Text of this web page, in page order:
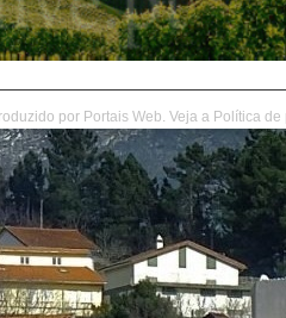
por Portais Web. Veja a Política de